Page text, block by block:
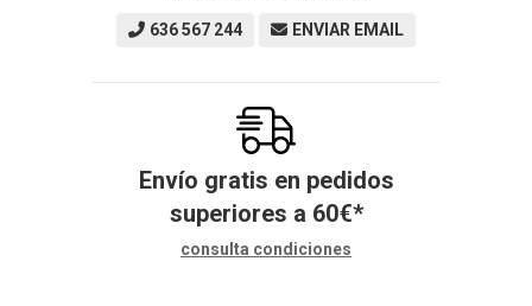
636 567 244 ENVIAR EMAIL
Envío gratis en pedidos
superiores a 60€*
consulta condiciones